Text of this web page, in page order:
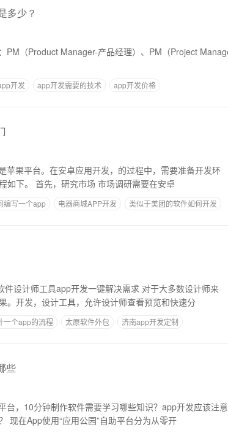
多少？
开发 app开发需要的技术
app开发价格
苹果平台。在安卓应用开发，的过程中，需要准备开发环
境、开发工具、模拟器和完善的开发流程。整个过程如下。 首先，研究市场 市场调研需要在安卓
编写一个app 电器商城APP开发
类似于美团的软件如何开发
app开发一键解决需求 对于大多数设计师来
。开发，设计工具，允许设计师查看预览和快速分
一个app的流程 太原软件外包
济南app开发定制
些
台，10分钟制作软件需要学习哪些知识？app开发应该注意
什么？从零开发，一个专业的应用软件需要多少钱？ 现在App使用“应用公园”自助平台分为从零开